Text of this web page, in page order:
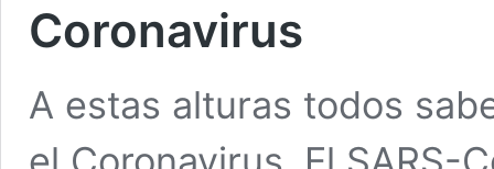
Coronavirus
A estas alturas todos